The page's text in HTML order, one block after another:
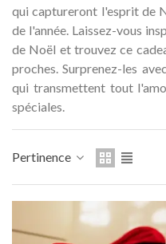
qui captureront l'esprit de
de l'année. Laissez-vous
de Noël et trouvez ce
proches. Surprenez-les
qui transmettent tout
spéciales.
Pertinence
2026 – Édition limitée
89,00 € NEUF
Ajouter au panier